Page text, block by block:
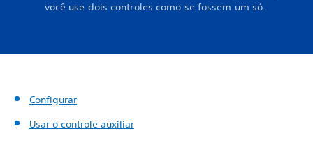
você use dois controles como se fossem um só.
Configurar
Usar o controle auxiliar